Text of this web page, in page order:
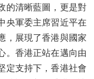
的清晰藍圖，更是對
央軍委主席習近平在
，展現了香港與國家
。香港正站在邁向由
定支持下，香港社會